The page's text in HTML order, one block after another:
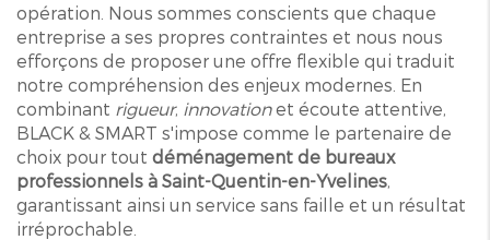
opération. Nous sommes conscients que chaque
entreprise a ses propres contraintes et nous nous
efforçons de proposer une offre flexible qui traduit
notre compréhension des enjeux modernes. En
combinant rigueur, innovationet écoute attentive,
BLACK & SMART s'impose comme le partenaire de
choix pour tout déménagement de bureaux
professionnels à Saint-Quentin-en-Yvelines,
garantissant ainsi un service sans faille et un résultat
irréprochable.